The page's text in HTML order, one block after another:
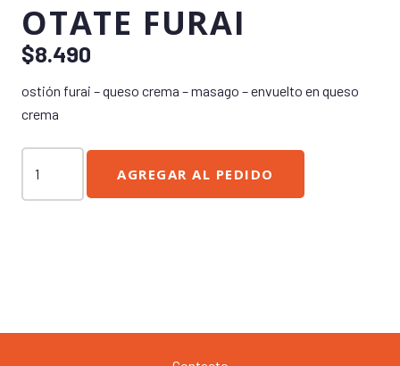
OTATE FURAI
$8.490
ostión furai – queso crema – masago – envuelto en queso
crema
Furai
cantidad
AGREGAR AL PEDIDO